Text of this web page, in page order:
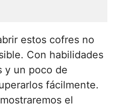
estos cofres no
Con habilidades
y un poco de
fácilmente.
el